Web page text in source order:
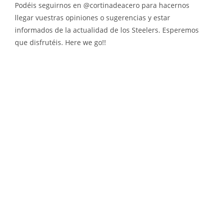
Podéis seguirnos en @cortinadeacero para hacernos
llegar vuestras opiniones o sugerencias y estar
informados de la actualidad de los Steelers. Esperemos
que disfrutéis. Here we go!!